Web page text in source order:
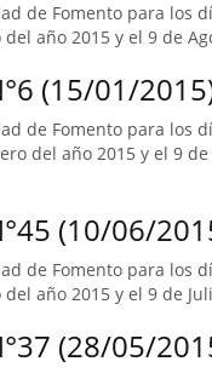
de Fomento para los
año 2015 y el 9 de
(15/01/
de Fomento para los
del año 2015 y el 9
(10/06/
de Fomento para los
año 2015 y el 9 de
(28/05/